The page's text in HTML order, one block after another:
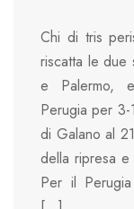
Chi di tris
riscatta le due
e Palermo,
Perugia per
di Galano al
della ripresa
Per il